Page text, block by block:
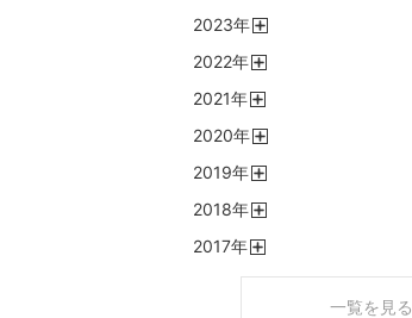
2023年
2022年
2021年
2020年
2019年
2018年
2017年
一覧を見る